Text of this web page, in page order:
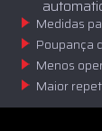
Medidas
Poupança
Menos
Maior